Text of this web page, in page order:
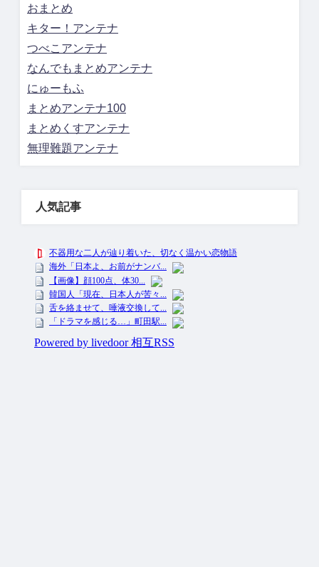
おまとめ
キター！アンテナ
つべこアンテナ
なんでもまとめアンテナ
にゅーもふ
まとめアンテナ100
まとめくすアンテナ
無理難題アンテナ
人気記事